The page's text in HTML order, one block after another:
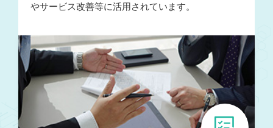
やサービス改善等に活用されています。